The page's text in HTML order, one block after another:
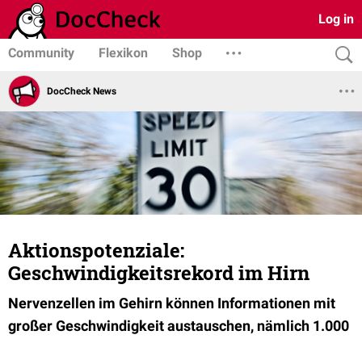
Log in
Community Flexikon Shop
DocCheck News
Aktionspotenziale:
Geschwindigkeitsrekord im Hirn
Nervenzellen im Gehirn können Informationen mit
großer Geschwindigkeit austauschen, nämlich 1.000